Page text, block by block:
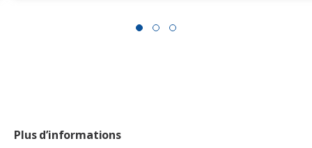
Plus d’informations